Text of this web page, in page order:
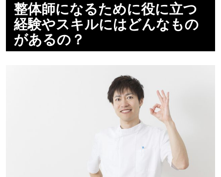
整体師になるために役に立つ
経験やスキルにはどんなもの
があるの？